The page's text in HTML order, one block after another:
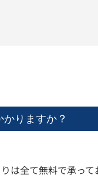
りますか？
は全て無料で承っ